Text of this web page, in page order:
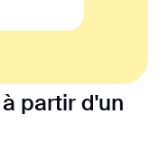
partir d'un